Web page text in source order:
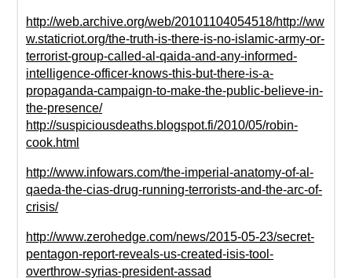
http://web.archive.org/web/20101104054518/http://ww
w.staticriot.org/the-truth-is-there-is-no-islamic-army-or-
terrorist-group-called-al-qaida-and-any-informed-
intelligence-officer-knows-this-but-there-is-a-
propaganda-campaign-to-make-the-public-believe-in-
the-presence/
http://suspiciousdeaths.blogspot.fi/2010/05/robin-
cook.html
http://www.infowars.com/the-imperial-anatomy-of-al-
qaeda-the-cias-drug-running-terrorists-and-the-arc-of-
crisis/
http://www.zerohedge.com/news/2015-05-23/secret-
pentagon-report-reveals-us-created-isis-tool-
overthrow-syrias-president-assad